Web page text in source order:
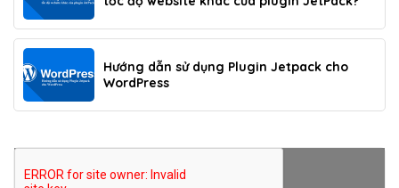
Hướng dẫn sử dụng Plugin Jetpack cho
WordPress
THÊM BÌNH LUẬN